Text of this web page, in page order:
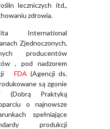
leczniczych itd.,
zdrowia.
International
Zjednoczonych,
producentów
, pod nadzorem
FDA (Agencji ds.
są zgonie
(Dobrą Praktyką
o najnowsze
spełniające
produkcji